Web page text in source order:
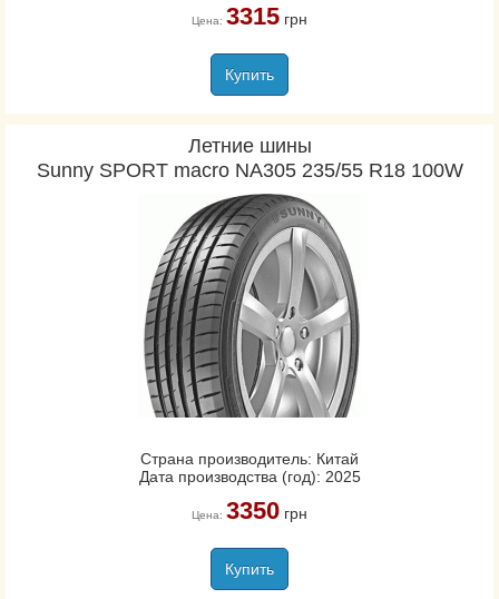
Цена: 3315грн
Купить
Летние шины
Sunny SPORT macro NA305 235/55 R18 100W
Страна производитель: Китай
Дата производства (год): 2025
Цена: 3350грн
Купить